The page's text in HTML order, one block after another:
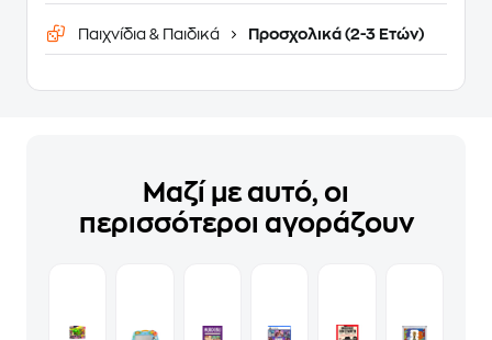
Παιχνίδια & Παιδικά Προσχολικά (2-3 Ετών)
Μαζί με αυτό, οι
περισσότεροι αγοράζουν